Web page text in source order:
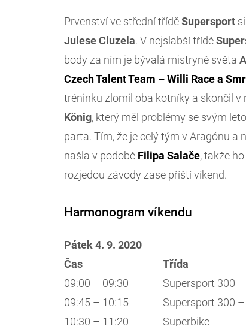
Prvenství ve střední tříděSupersport
JuleseCluzela. V nejslabší třídě
body za ním je bývalá mistryně světa
Czech Talent Team – Willi Race a
tréninku zlomil oba kotníky a skončil
König, který měl problémy se svým
parta. Tím, že je celý tým v Aragónu a
našla v podobě Filipa Salače, takže
rozjedou závody zase příští víkend.
Harmonogram víkendu
Pátek 4. 9. 2020
Čas
Třída
09:00 – 09:30
Supersport 300
09:45 – 10:15
Supersport 300
10:30 – 11:20
Superbike